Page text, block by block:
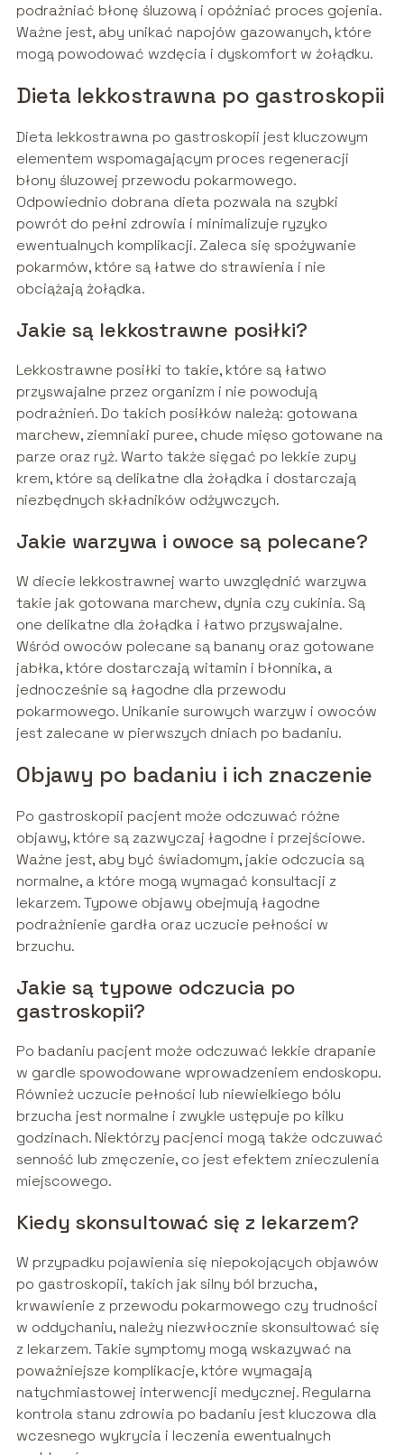
podrażniać błonę śluzową i opóźniać proces gojenia.
Ważne jest, aby unikać napojów gazowanych, które
mogą powodować wzdęcia i dyskomfort w żołądku.
Dieta lekkostrawna po gastroskopii
Dieta lekkostrawna po gastroskopii jest kluczowym
elementem wspomagającym proces regeneracji
błony śluzowej przewodu pokarmowego.
Odpowiednio dobrana dieta pozwala na szybki
powrót do pełni zdrowia i minimalizuje ryzyko
ewentualnych komplikacji. Zaleca się spożywanie
pokarmów, które są łatwe do strawienia i nie
obciążają żołądka.
Jakie są lekkostrawne posiłki?
Lekkostrawne posiłki to takie, które są łatwo
przyswajalne przez organizm i nie powodują
podrażnień. Do takich posiłków należą: gotowana
marchew, ziemniaki puree, chude mięso gotowane na
parze oraz ryż. Warto także sięgać po lekkie zupy
krem, które są delikatne dla żołądka i dostarczają
niezbędnych składników odżywczych.
Jakie warzywa i owoce są polecane?
W diecie lekkostrawnej warto uwzględnić warzywa
takie jak gotowana marchew, dynia czy cukinia. Są
one delikatne dla żołądka i łatwo przyswajalne.
Wśród owoców polecane są banany oraz gotowane
jabłka, które dostarczają witamin i błonnika, a
jednocześnie są łagodne dla przewodu
pokarmowego. Unikanie surowych warzyw i owoców
jest zalecane w pierwszych dniach po badaniu.
Objawy po badaniu i ich znaczenie
Po gastroskopii pacjent może odczuwać różne
objawy, które są zazwyczaj łagodne i przejściowe.
Ważne jest, aby być świadomym, jakie odczucia są
normalne, a które mogą wymagać konsultacji z
lekarzem. Typowe objawy obejmują łagodne
podrażnienie gardła oraz uczucie pełności w
brzuchu.
Jakie są typowe odczucia po
gastroskopii?
Po badaniu pacjent może odczuwać lekkie drapanie
w gardle spowodowane wprowadzeniem endoskopu.
Również uczucie pełności lub niewielkiego bólu
brzucha jest normalne i zwykle ustępuje po kilku
godzinach. Niektórzy pacjenci mogą także odczuwać
senność lub zmęczenie, co jest efektem znieczulenia
miejscowego.
Kiedy skonsultować się z lekarzem?
W przypadku pojawienia się niepokojących objawów
po gastroskopii, takich jak silny ból brzucha,
krwawienie z przewodu pokarmowego czy trudności
w oddychaniu, należy niezwłocznie skonsultować się
z lekarzem. Takie symptomy mogą wskazywać na
poważniejsze komplikacje, które wymagają
natychmiastowej interwencji medycznej. Regularna
kontrola stanu zdrowia po badaniu jest kluczowa dla
wczesnego wykrycia i leczenia ewentualnych